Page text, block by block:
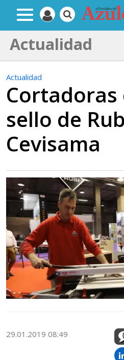
Actualidad
Actualidad
Cortadoras
sello de
Cevisama
29.01.2019 08:49